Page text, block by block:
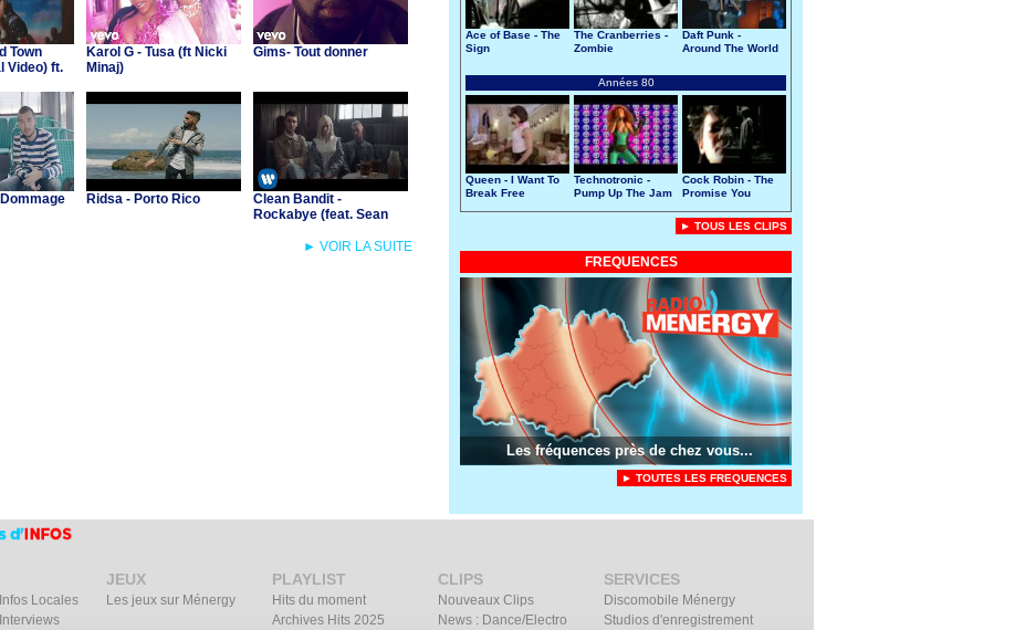
Town
Video) ft.
Karol G - Tusa (ft Nicki
Minaj)
Gims- Tout donner
Ridsa - Porto Rico
Clean Bandit -
Rockabye (feat. Sean
► VOIR LA SUITE
Ace of Base - The
Sign
The Cranberries -
Zombie
Daft Punk -
Around The World
Années 80
Queen - I Want To
Break Free
Technotronic -
Pump Up The Jam
Cock Robin - The
Promise You
► TOUS LES CLIPS
FREQUENCES
Les fréquences près de chez vous...
► TOUTES LES FREQUENCES
Locales
JEUX
Les jeux sur Ménergy
PLAYLIST
Hits du moment
Archives Hits 2025
CLIPS
Nouveaux Clips
News : Dance/Electro
SERVICES
Discomobile Ménergy
Studios d'enregistrement